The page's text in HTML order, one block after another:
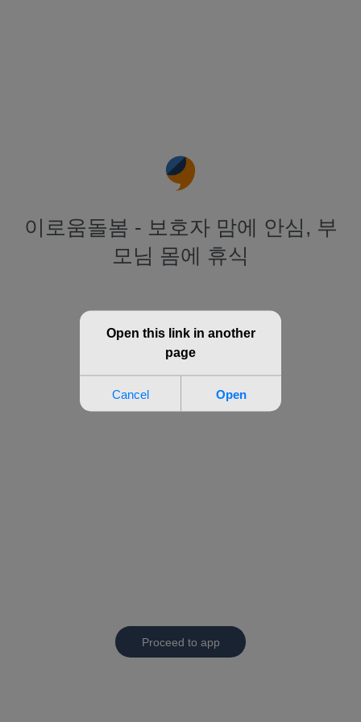
이로움돌봄 - 보호자 맘에 안심, 부
모님 몸에 휴식
Proceed to app